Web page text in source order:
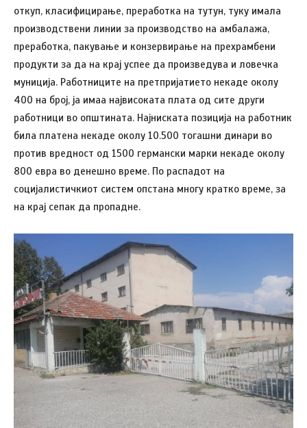
откуп, класифицирање, преработка на тутун, туку имала
производствени линии за производство на амбалажа,
преработка, пакување и конзервирање на прехрамбени
продукти за да на крај успее да произведува и ловечка
муниција. Работниците на претпријатието некаде околу
400 на број, ја имаа највисоката плата од сите други
работници во општината. Најниската позиција на работник
била платена некаде околу 10.500 тогашни динари во
против вредност од 1500 германски марки некаде околу
800 евра во денешно време. По распадот на
социјалистичкиот систем опстана многу кратко време, за
на крај сепак да пропадне.